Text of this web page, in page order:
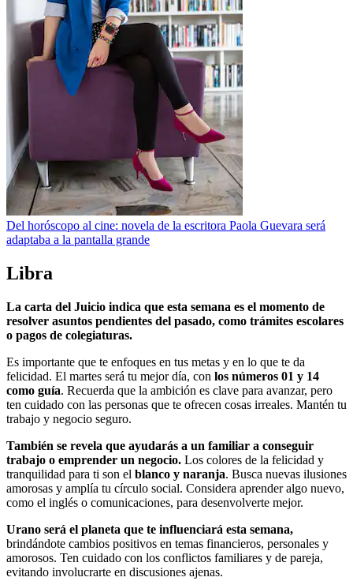
Del horóscopo al cine: novela de la escritora Paola Guevara será
adaptaba a la pantalla grande
Libra
La carta del Juicio indica que esta semana es el momento de
resolver asuntos pendientes del pasado, como trámites escolares
o pagos de colegiaturas.
Es importante que te enfoques en tus metas y en lo que te da
felicidad. El martes será tu mejor día, con los números 01 y 14
como guía. Recuerda que la ambición es clave para avanzar, pero
ten cuidado con las personas que te ofrecen cosas irreales. Mantén tu
trabajo y negocio seguro.
También se revela que ayudarás a un familiar a conseguir
trabajo o emprender un negocio. Los colores de la felicidad y
tranquilidad para ti son el blanco y naranja. Busca nuevas ilusiones
amorosas y amplía tu círculo social. Considera aprender algo nuevo,
como el inglés o comunicaciones, para desenvolverte mejor.
Urano será el planeta que te influenciará esta semana,
brindándote cambios positivos en temas financieros, personales y
amorosos. Ten cuidado con los conflictos familiares y de pareja,
evitando involucrarte en discusiones ajenas.